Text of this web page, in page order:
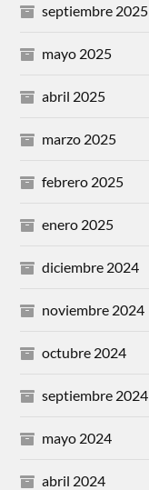
septiembre 2025
mayo 2025
abril 2025
marzo 2025
febrero 2025
enero 2025
diciembre 2024
noviembre 2024
octubre 2024
septiembre 2024
mayo 2024
abril 2024